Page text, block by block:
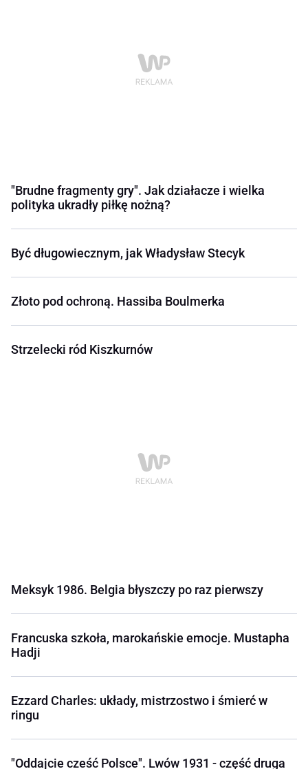
"Brudne fragmenty gry". Jak działacze i wielka
polityka ukradły piłkę nożną?
Być długowiecznym, jak Władysław Stecyk
Złoto pod ochroną. Hassiba Boulmerka
Strzelecki ród Kiszkurnów
Meksyk 1986. Belgia błyszczy po raz pierwszy
Francuska szkoła, marokańskie emocje. Mustapha
Hadji
Ezzard Charles: układy, mistrzostwo i śmierć w
ringu
"Oddajcie cześć Polsce". Lwów 1931 - część druga